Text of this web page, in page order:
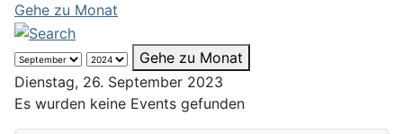
Gehe zu Monat
Gehe zu Monat
Dienstag, 26. September 2023
Es wurden keine Events gefunden